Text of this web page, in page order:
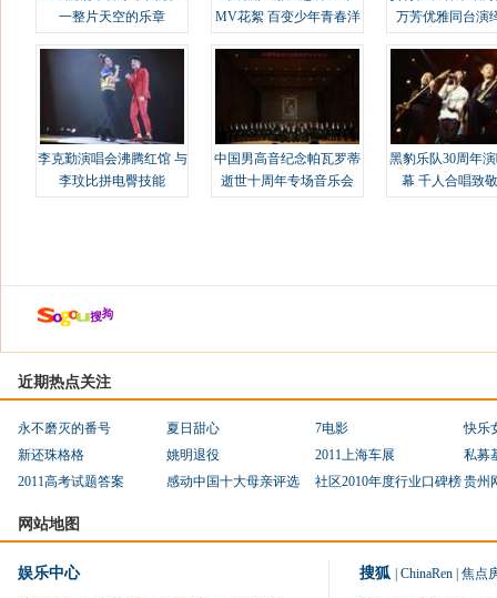
一整片天空的乐章
MV花絮 百变少年青春洋
万芳优雅同台演
李克勤演唱会沸腾红馆 与
李玟比拼电臀技能
中国男高音纪念帕瓦罗蒂
逝世十周年专场音乐会
黑豹乐队30周年
幕 千人合唱致
近期热点关注
永不磨灭的番号 夏日甜心 7电影
快乐
新还珠格格
姚明退役 2011上海车展
私募
2011高考试题答案
感动中国十大母亲评选 社区2010年度行业口碑榜贵州
网站地图
娱乐中心 搜狐 ChinaRen 焦点